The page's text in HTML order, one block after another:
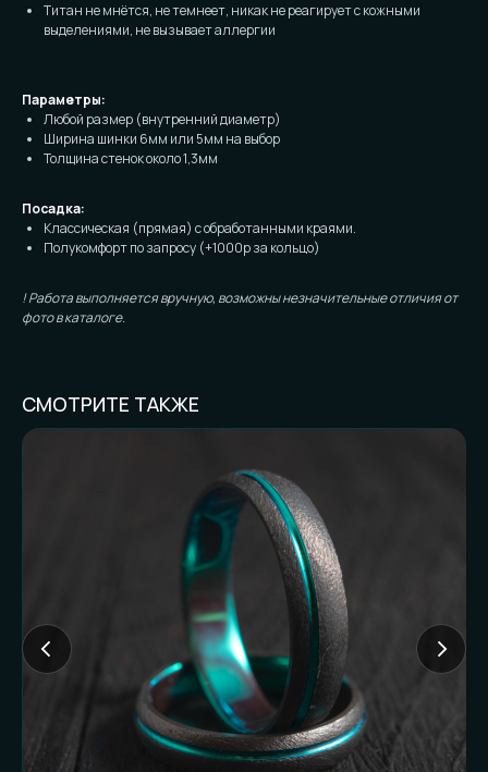
Титан не мнётся, не темнеет, никак не реагирует с кожными
выделениями, не вызывает аллергии
Параметры:
Любой размер (внутренний диаметр)
Ширина шинки 6мм или 5мм на выбор
Толщина стенок около 1,3мм
Посадка:
Классическая (прямая) с обработанными краями.
Полукомфорт по запросу (+1000р за кольцо)
! Работа выполняется вручную, возможны незначительные отличия от
фото в каталоге.
СМОТРИТЕ ТАКЖЕ
Частые вопросы (и честные
ответы):
FAQ И ГОТОВНОСТЬ
К ЗАКАЗУ
Доставляете ли
наложенным
платежом?